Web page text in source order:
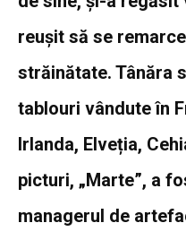
reușit să se
străinătate. Tânăra
tablouri vândute în
Irlanda, Elveția,
picturi, „Marte”, a
managerul de